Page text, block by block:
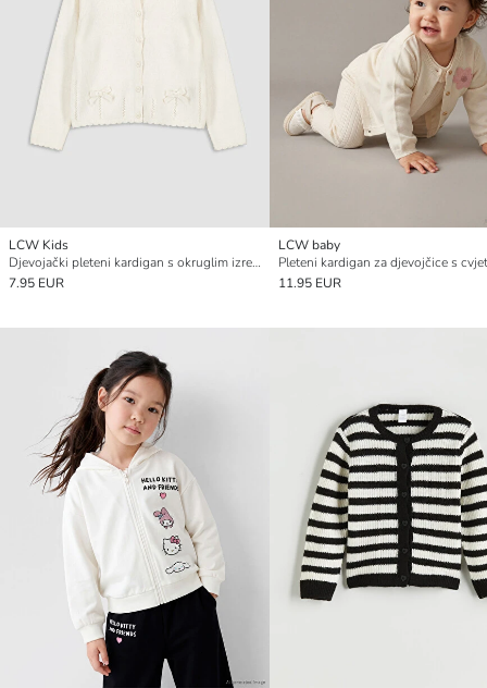
LCW Kids
Djevojački pleteni kardigan s okruglim izrezom
7.95 EUR
LCW baby
11.95 EUR